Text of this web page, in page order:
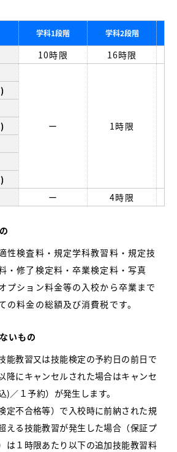
学科1段階 学科2段階
10時限
16時限
ー 1時限
ー 4時限
性検査料・規定学科教習料・規定技
・修了検定料・卒業検定料・写真
プション料金等の入校から卒業まで
の料金の総額及び消費税です。
いもの
能教習又は技能検定の予約日の前日で
降にキャンセルされた場合はキャンセ
／１予約）が発生します。
定不合格等）で入校時に前納された規
える技能教習が発生した場合（保証プ
は１時限あたり以下の追加技能教習料